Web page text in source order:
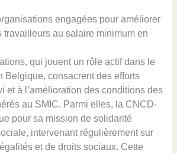
engagées pour améliorer
travailleurs au salaire minimum en
qui jouent un rôle actif dans le
Belgique, consacrent des efforts
et à l’amélioration des conditions des
au SMIC. Parmi elles, la CNCD-
pour sa mission de solidarité
intervenant régulièrement sur
et de droits sociaux. Cette